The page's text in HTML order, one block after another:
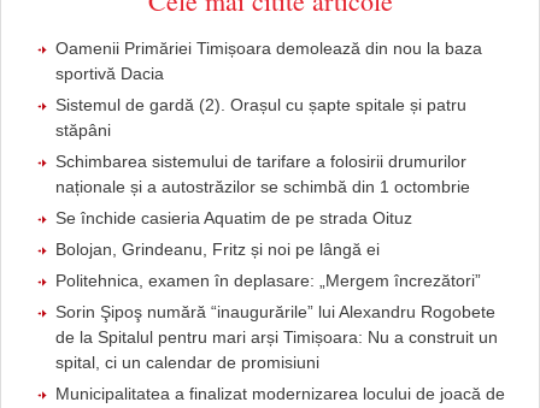
Oamenii Primăriei Timișoara demolează din nou la baza
sportivă Dacia
Sistemul de gardă (2). Orașul cu șapte spitale și patru
stăpâni
Schimbarea sistemului de tarifare a folosirii drumurilor
naționale și a autostrăzilor se schimbă din 1 octombrie
Se închide casieria Aquatim de pe strada Oituz
Bolojan, Grindeanu, Fritz și noi pe lângă ei
Politehnica, examen în deplasare: „Mergem încrezători”
Sorin Şipoş numără “inaugurările” lui Alexandru Rogobete
de la Spitalul pentru mari arși Timișoara: Nu a construit un
spital, ci un calendar de promisiuni
Municipalitatea a finalizat modernizarea locului de joacă de